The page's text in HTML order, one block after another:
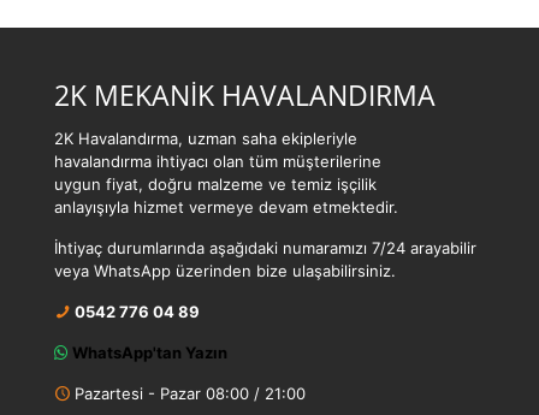
2K MEKANİK HAVALANDIRMA
2K Havalandırma, uzman saha ekipleriyle
havalandırma ihtiyacı olan tüm müşterilerine
uygun fiyat, doğru malzeme ve temiz işçilik
anlayışıyla hizmet vermeye devam etmektedir.
İhtiyaç durumlarında aşağıdaki numaramızı 7/24 arayabilir
veya WhatsApp üzerinden bize ulaşabilirsiniz.
0542 776 04 89
WhatsApp'tan Yazın
Pazartesi - Pazar 08:00 / 21:00